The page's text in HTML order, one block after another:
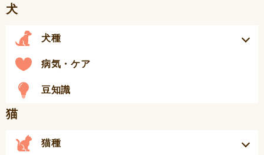
犬
犬種
病気・ケア
豆知識
猫
猫種